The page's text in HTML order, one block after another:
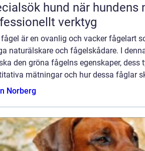
hund när hundens nos blir ett
verktyg
är en ovanlig och vacker fågelart
naturälskare och fågelskådare. I
den gröna fågelns egenskaper, dess
mätningar och hur dessa fåglar
Norberg